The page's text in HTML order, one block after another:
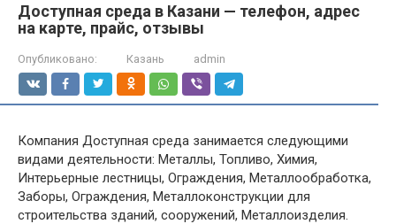
Доступная среда в Казани — телефон, адрес
на карте, прайс, отзывы
Опубликовано: Казань admin
Компания Доступная среда занимается следующими
видами деятельности: Металлы, Топливо, Химия,
Интерьерные лестницы, Ограждения, Металлообработка,
Заборы, Ограждения, Металлоконструкции для
строительства зданий, сооружений, Металлоизделия.